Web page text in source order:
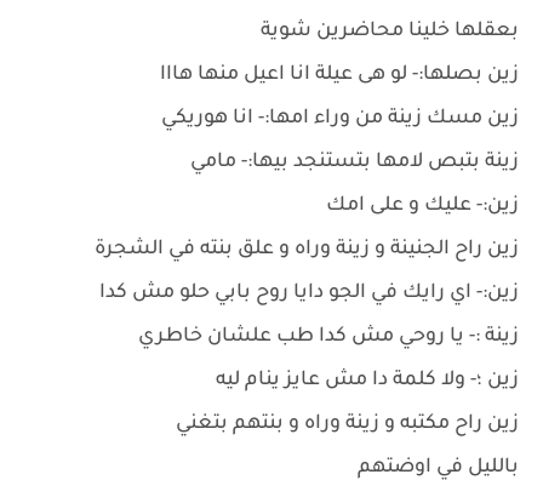
بعقلها خلينا محاضرين شوية
زين بصلها:- لو هى عيلة انا اعيل منها هااا
زين مسك زينة من وراء امها:- انا هوريكي
زينة بتبص لامها بتستنجد بيها:- مامي
زين:- عليك و على امك
زين راح الجنينة و زينة وراه و علق بنته في الشجرة
زين:- اي رايك في الجو دايا روح بابي حلو مش كدا
زينة :- يا روحي مش كدا طب علشان خاطري
زين ؛- ولا كلمة دا مش عايز ينام ليه
زين راح مكتبه و زينة وراه و بنتهم بتغني
بالليل في اوضتهم